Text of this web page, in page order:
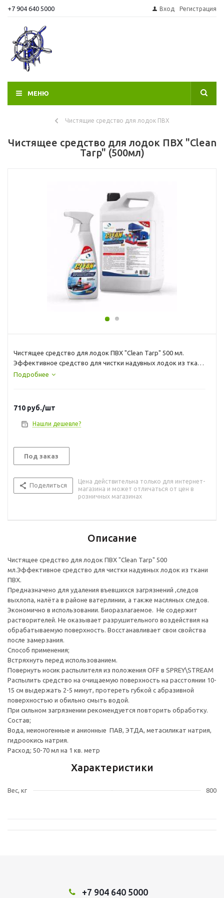
+7 904 640 5000 Вход Регистрация
МЕНЮ
Чистящие средство для лодок ПВХ
Чистящее средство для лодок ПВХ "Clean
Tarp" (500мл)
Чистящее средство для лодок ПВХ "Clean Tarp" 500 мл.
Эффективное средство для чистки надувных лодок из ткани
ПВХ. Предназначено для удаления въевшихся загрязнений
Биоразлагаемое. Не содержит растворителей. Не оказывает
разрушительного воздействия на обрабатываемую
поверхность. Восстанавливает свои свойства после
OFF в SPREY\STREAM Распылить средство на очищаемую
поверхность на расстоянии 10-15 см выдержать 2-5 минут,
смыть водой. При сильном загрязнении рекомендуется
повторить обработку. Состав; Вода, неионогенные и
Подробнее
710 руб./шт
Нашли дешевле?
Под заказ
Поделиться
Цена действительна только для интернет-
магазина и может отличаться от цен в
розничных магазинах
Описание
Чистящее средство для лодок ПВХ "Clean Tarp" 500
мл.Эффективное средство для чистки надувных лодок из ткани
ПВХ.
Предназначено для удаления въевшихся загрязнений ,следов
выхлопа, налёта в районе ватерлинии, а также масляных следов.
Экономично в использовании. Биоразлагаемое. Не содержит
растворителей. Не оказывает разрушительного воздействия на
обрабатываемую поверхность. Восстанавливает свои свойства
после замерзания.
Способ применения;
Встряхнуть перед использованием.
Повернуть носик распылителя из положения OFF в SPREY\STREAM
Распылить средство на очищаемую поверхность на расстоянии 10-
15 см выдержать 2-5 минут, протереть губкой с абразивной
поверхностью и обильно смыть водой.
При сильном загрязнении рекомендуется повторить обработку.
Состав;
Вода, неионогенные и анионные ПАВ, ЭТДА, метасиликат натрия,
гидроокись натрия.
Расход; 50-70 мл на 1 кв. метр
Характеристики
Вес, кг 800
+7 904 640 5000